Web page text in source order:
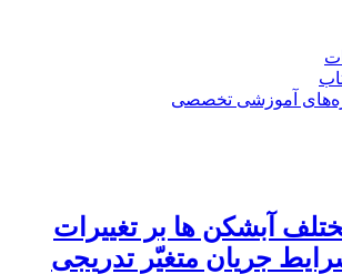
آموزشی تخصصی
آبشکن ها بر تغییرات
جریان متغیّر تدریجی